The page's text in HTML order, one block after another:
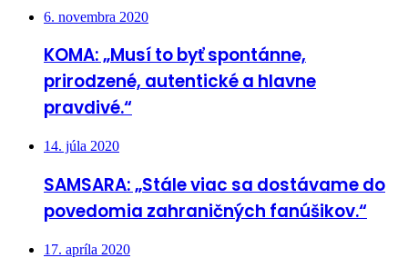
6. novembra 2020
KOMA: „Musí to byť spontánne,
prirodzené, autentické a hlavne
pravdivé.“
14. júla 2020
SAMSARA: „Stále viac sa dostávame do
povedomia zahraničných fanúšikov.“
17. apríla 2020